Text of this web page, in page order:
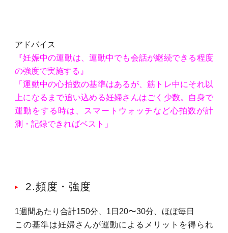
アドバイス
『妊娠中の運動は、運動中でも会話が継続できる程度
の強度で実施する』
「運動中の心拍数の基準はあるが、筋トレ中にそれ以
上になるまで追い込める妊婦さんはごく少数。自身で
運動をする時は、スマートウォッチなど心拍数が計
測・記録できればベスト」
2.頻度・強度
1週間あたり合計150分、1日20〜30分、ほぼ毎日
この基準は妊婦さんが運動によるメリットを得られ